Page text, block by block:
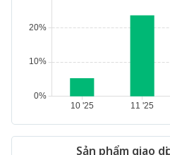
Sản phẩm giao